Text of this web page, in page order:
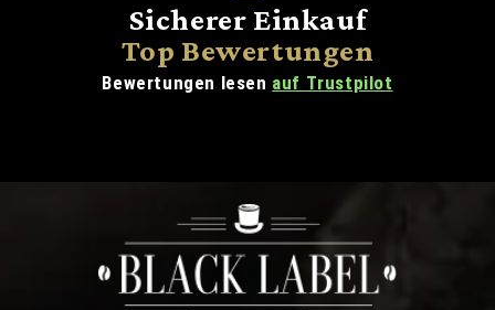
Sicherer Einkauf
Top Bewertungen
Bewertungen lesen auf Trustpilot